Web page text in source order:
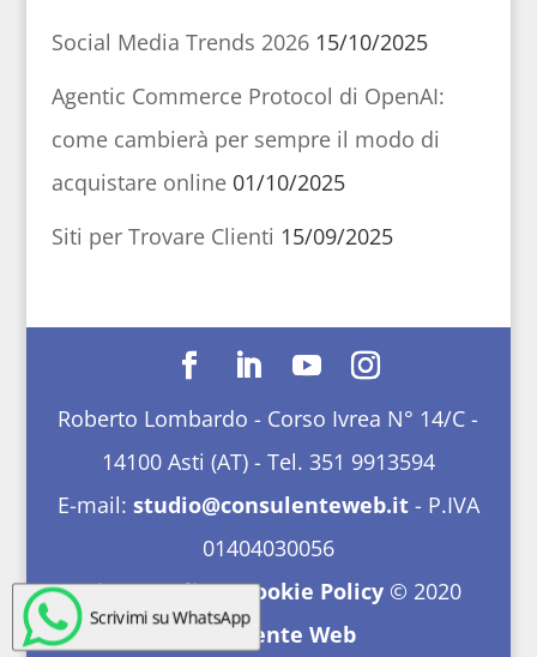
Social Media Trends 2026 15/10/2025
Agentic Commerce Protocol di OpenAI:
come cambierà per sempre il modo di
acquistare online 01/10/2025
Siti per Trovare Clienti 15/09/2025
Roberto Lombardo - Corso Ivrea N° 14/C -
14100 Asti (AT) - Tel. 351 9913594
E-mail: studio@consulenteweb.it- P.IVA
01404030056
Privacy Policy-Cookie Policy © 2020
Consulente Web
Scrivimi su WhatsApp